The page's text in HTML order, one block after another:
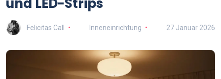
Felicitas Call Inneneinrichtung 27 Januar 2026